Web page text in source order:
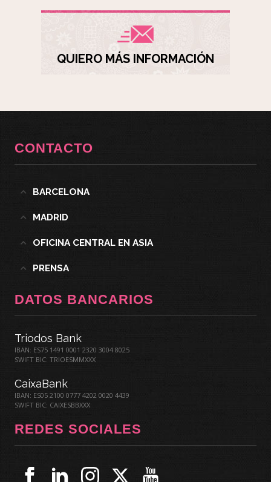
QUIERO MÁS INFORMACIÓN
CONTACTO
BARCELONA
MADRID
OFICINA CENTRAL EN ASIA
PRENSA
DATOS BANCARIOS
Triodos Bank
IBAN: ES75 1491 0001 2320 3004 8025
SWIFT BIC: TRIOESMMXXX
CaixaBank
IBAN: ES05 2100 0777 4202 0020 4439
SWIFT BIC: CAIXESBBXXX
REDES SOCIALES